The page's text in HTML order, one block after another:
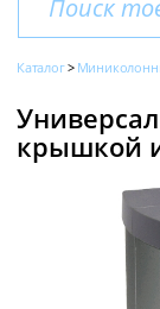
Каталог
крышкой